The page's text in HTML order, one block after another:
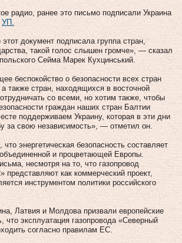
радио, ранее это письмо подписали Украина
УП.
документ подписала группа стран,
такой голос слышен громче», — сказал
Сейма Марек Кухцинський.
беспокойство о безопасности всех стран
также стран, находящихся в восточной
со всеми, но хотим также, чтобы
граждан наших стран Балтии
поддерживаем Украину, которая в эти дни
за свою независимость», — отметил он.
энергетическая безопасность составляет
и процветающей Европы.
несмотря на то, что газопровод
как коммерческий проект,
инструментом политики российского
Латвия и Молдова призвали европейские
что эксплуатация газопровода «Северный
согласно правилам ЕС.